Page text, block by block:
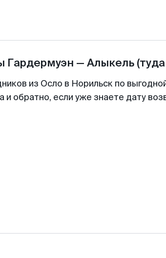
Гардермуэн — Алыкель
из Осло в Норильск по
и обратно, если уже знаете дату